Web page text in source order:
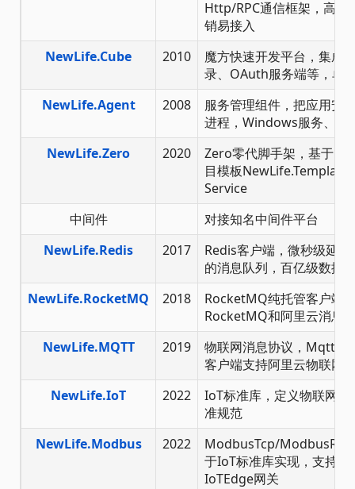
Http/RPC通信框架，高吞
销易接入
NewLife.Cube
2010
魔方快速开发平台，集成
录、OAuth服务端等，单
NewLife.Agent
2008
服务管理组件，把应用安
进程，Windows服务、
NewLife.Zero
2020
Zero零代脚手架，基于
目模板
Service
中间件
对接知名中间件平台
NewLife.Redis
2017
Redis客户端，微秒级延
的消息队列，百亿级数据
NewLife.RocketMQ
2018
RocketMQ纯托管客户端
RocketMQ和阿里云消息
NewLife.MQTT
2019
物联网消息协议，
客户端支持阿里云物联网
NewLife.IoT
2022
IoT标准库，定义物联网
准规范
NewLife.Modbus
2022
ModbusTcp/
于IoT标准库实现，支持
IoTEdge网关